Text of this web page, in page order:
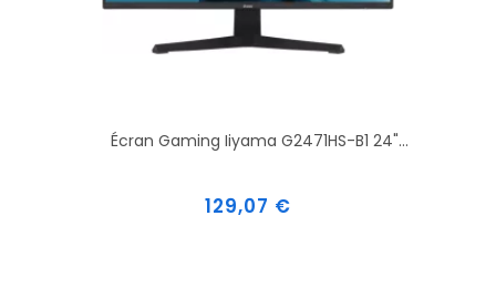
Écran Gaming Iiyama G2471HS-B1 24"...
Prix
129,07 €